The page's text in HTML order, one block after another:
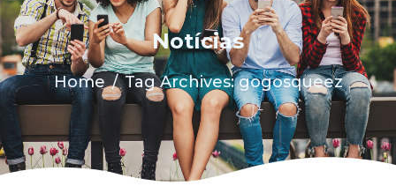
Notícias
Home Tag Archives: gogosqueez